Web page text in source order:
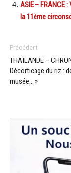
ASIE – FRANCE
la 11ème
Précédent
THAÏLANDE –
Décorticage du riz :
musée… »